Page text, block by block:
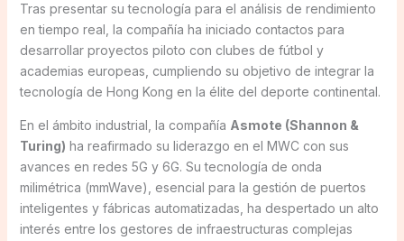
Tras presentar su tecnología para el análisis de rendimiento
en tiempo real, la compañía ha iniciado contactos para
desarrollar proyectos piloto con clubes de fútbol y
academias europeas, cumpliendo su objetivo de integrar la
tecnología de Hong Kong en la élite del deporte continental.
En el ámbito industrial, la compañía Asmote (Shannon &
Turing) ha reafirmado su liderazgo en el MWC con sus
avances en redes 5G y 6G. Su tecnología de onda
milimétrica (mmWave), esencial para la gestión de puertos
inteligentes y fábricas automatizadas, ha despertado un alto
interés entre los gestores de infraestructuras complejas